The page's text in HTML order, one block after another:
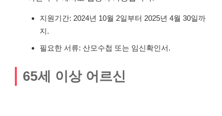
지원기간: 2024년 10월 2일부터 2025년 4월 30일까
지.
필요한 서류: 산모수첩 또는 임신확인서.
65세 이상 어르신